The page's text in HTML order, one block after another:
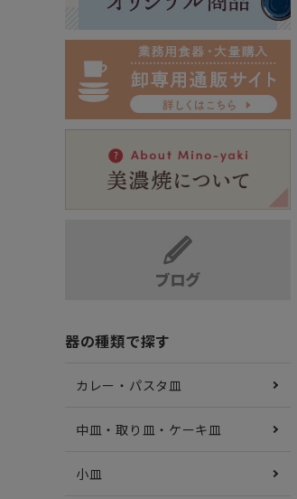
器の種類で探す
カレー・パスタ皿
中皿・取り皿・ケーキ皿
小皿